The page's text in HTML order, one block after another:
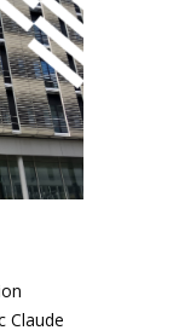
Claude